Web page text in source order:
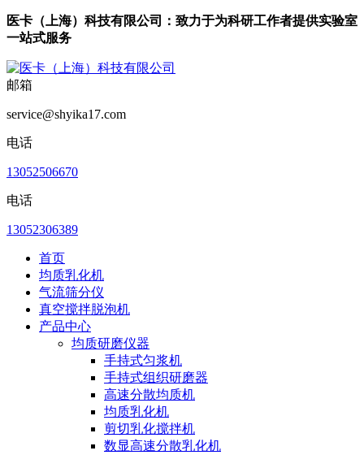
医卡（上海）科技有限公司：致力于为科研工作者提供实验室
一站式服务
邮箱
service@shyika17.com
电话
13052506670
电话
13052306389
首页
均质乳化机
气流筛分仪
真空搅拌脱泡机
产品中心
均质研磨仪器
手持式匀浆机
手持式组织研磨器
高速分散均质机
均质乳化机
剪切乳化搅拌机
数显高速分散乳化机